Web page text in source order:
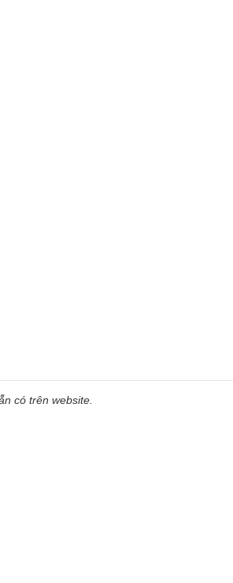
có trên website.